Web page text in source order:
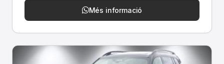
Més informació